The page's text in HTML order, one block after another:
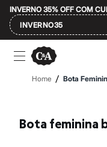
INVERNO 35% OFF COM
INVERNO35
Ofertas
Compre por
Feminino
Mindse7
Plus Size
Home / Bota
Bota feminina beira rio ankle boot preto